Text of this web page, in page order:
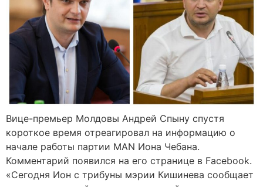
Вице-премьер Молдовы Андрей Спыну спустя
короткое время отреагировал на информацию о
начале работы партии MAN Иона Чебана.
Комментарий появился на его странице в Facebook.
«Сегодня Ион с трибуны мэрии Кишинева сообщает